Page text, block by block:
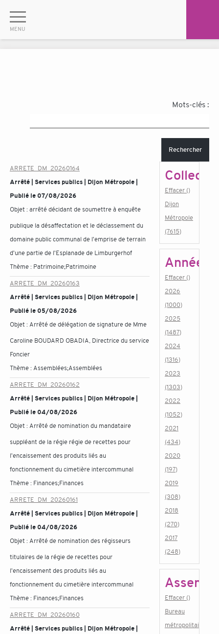
Mots-clés :
Rechercher
ARRETE_DM_20260164
Arrêté | Services publics | Dijon Métropole |
Publié le 07/08/2026
Objet :arrêté décidant de soumettre à enquête
publique la désaffectation et le déclassement du
domaine public communal de l'emprise de terrain
d'une partie de l'Esplanade de Limburgerhof
Thème : Patrimoine;Patrimoine
ARRETE_DM_20260163
Arrêté | Services publics | Dijon Métropole |
Publié le 05/08/2026
Objet : Arrêté de délégation de signature de Mme
Caroline BOUDARD OBADIA, Directrice du service
Foncier
Thème : Assemblées;Assemblées
ARRETE_DM_20260162
Arrêté | Services publics | Dijon Métropole |
Publié le 04/08/2026
Objet : Arrêté de nomination du mandataire
suppléant de la régie régie de recettes pour
l'encaissement des produits liés au
fonctionnement du cimetière intercommunal
Thème : Finances;Finances
ARRETE_DM_20260161
Arrêté | Services publics | Dijon Métropole |
Publié le 04/08/2026
Objet : Arrêté de nomination des régisseurs
titulaires de la régie de recettes pour
l'encaissement des produits liés au
fonctionnement du cimetière intercommunal
Thème : Finances;Finances
ARRETE_DM_20260160
Arrêté | Services publics | Dijon Métropole |
Effacer ()
Dijon
Métropole
(7615)
Année
Effacer ()
2026
(1000)
2025
(1487)
2024
(1316)
2023
(1303)
2022
(1052)
2021
(434)
2020
(197)
2019
(308)
2018
(270)
2017
(248)
Effacer ()
Bureau
métropolitain